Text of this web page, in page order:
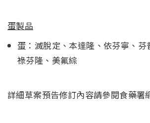
蛋製品
蛋：滅脫定、本達隆、依芬寧、芬
祿芬隆、美氟綜
詳細草案預告修訂內容請參閱食藥署